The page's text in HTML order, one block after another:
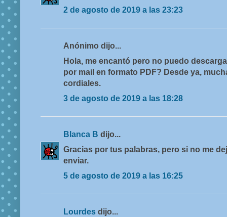
2 de agosto de 2019 a las 23:23
Anónimo dijo...
Hola, me encantó pero no puedo
por mail en formato PDF? Desde ya,
cordiales.
3 de agosto de 2019 a las 18:28
Blanca B dijo...
Gracias por tus palabras, pero si no me
enviar.
5 de agosto de 2019 a las 16:25
Lourdes dijo...